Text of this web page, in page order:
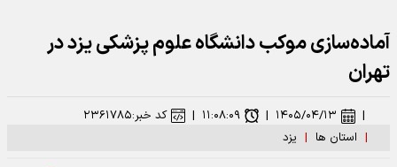
آماده‌سازی موکب دانشگاه علوم پزشکی یزد در
تهران
| استان ها | یزد
| ۱۴۰۵/۰۴/۱۳ | ۱۱:۰۸:۰۹ | کد خبر:۲۳۶۱۷۸۵